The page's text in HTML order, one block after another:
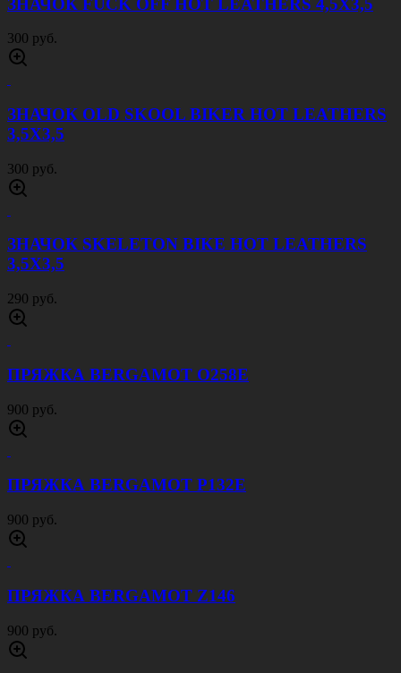
300 руб.
ЗНАЧОК OLD SKOOL BIKER HOT LEATHERS
3,5Х3,5
300 руб.
ЗНАЧОК SKELETON BIKE HOT LEATHERS
3,5Х3,5
290 руб.
ПРЯЖКА BERGAMOT O258E
900 руб.
ПРЯЖКА BERGAMOT P132E
900 руб.
ПРЯЖКА BERGAMOT Z146
900 руб.